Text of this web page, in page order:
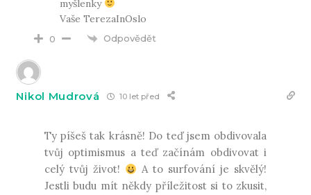
myšlenky
Vaše TerezaInOslo
0 Odpovědět
Nikol Mudrová 10 let před
Ty píšeš tak krásně! Do teď jsem obdivovala
tvůj optimismus a teď začínám obdivovat i
celý tvůj život!
A to surfování je skvělý!
Jestli budu mít někdy příležitost si to zkusit,